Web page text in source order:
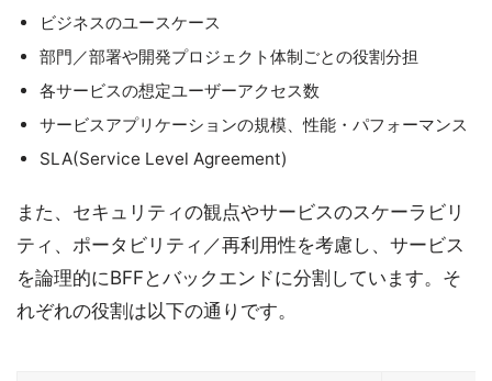
ビジネスのユースケース
部門／部署や開発プロジェクト体制ごとの役割分担
各サービスの想定ユーザーアクセス数
サービスアプリケーションの規模、性能・パフォーマンス
SLA(Service Level Agreement)
また、セキュリティの観点やサービスのスケーラビリ
ティ、ポータビリティ／再利用性を考慮し、サービス
を論理的にBFFとバックエンドに分割しています。そ
れぞれの役割は以下の通りです。